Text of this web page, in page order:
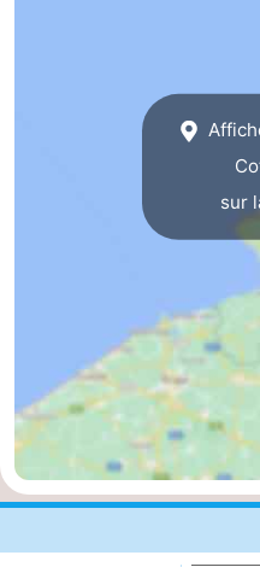
Retranchement
Nature
Het
Zwin
Flandre-
Occidentale
-
Bruges
-
Gand
La
sur